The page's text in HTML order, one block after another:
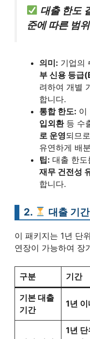
대출 한도
준에 따른 범
의미: 기업의
부 신용 등급
려하여 개별
합니다.
통합 한도: 이
입외환등 수
로 운영되므
유연하게 배
팁: 대출 한도
재무 건전성
합니다.
2. 대출 기
이 패키지는 1년 단
연장이 가능하여 장
구분 기간
기본 대출
기간
1년 이
1년 단